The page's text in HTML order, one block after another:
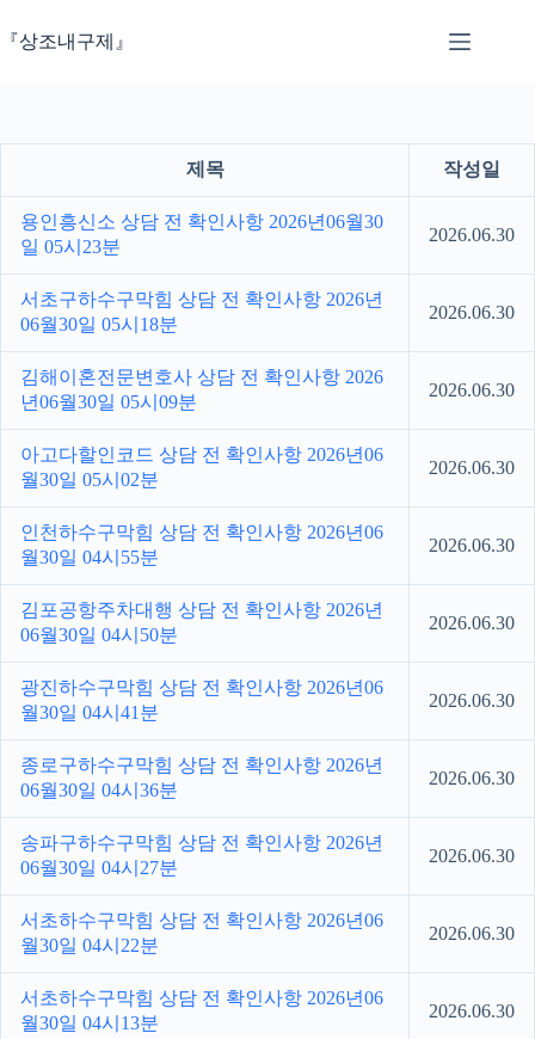
문『상조내구제』
제목 작성일
용인흥신소 상담 전 확인사항 2026년06월30
일 05시23분
2026.06.30
서초구하수구막힘 상담 전 확인사항 2026년
06월30일 05시18분
2026.06.30
김해이혼전문변호사 상담 전 확인사항 2026
년06월30일 05시09분
2026.06.30
아고다할인코드 상담 전 확인사항 2026년06
월30일 05시02분
2026.06.30
인천하수구막힘 상담 전 확인사항 2026년06
월30일 04시55분
2026.06.30
김포공항주차대행 상담 전 확인사항 2026년
06월30일 04시50분
2026.06.30
광진하수구막힘 상담 전 확인사항 2026년06
월30일 04시41분
2026.06.30
종로구하수구막힘 상담 전 확인사항 2026년
06월30일 04시36분
2026.06.30
송파구하수구막힘 상담 전 확인사항 2026년
06월30일 04시27분
2026.06.30
서초하수구막힘 상담 전 확인사항 2026년06
월30일 04시22분
2026.06.30
서초하수구막힘 상담 전 확인사항 2026년06
월30일 04시13분
2026.06.30